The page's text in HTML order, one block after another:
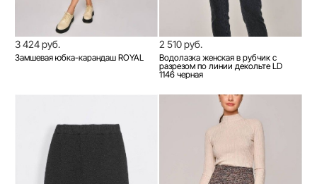
3 424 руб.
Замшевая юбка-карандаш ROYAL
2 510 руб.
Водолазка женская в рубчик с
разрезом по линии декольте LD
1146 черная